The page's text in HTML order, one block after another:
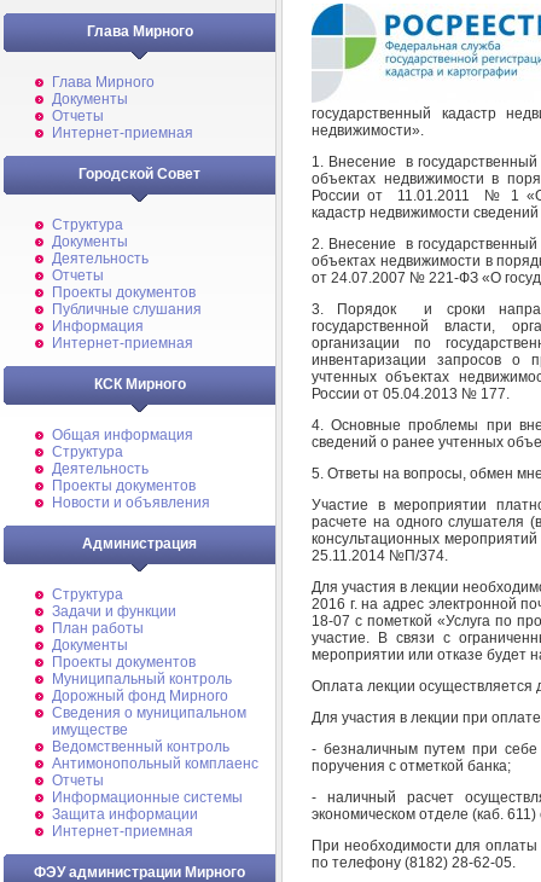
Глава Мирного
Глава Мирного
Документы
Отчеты
Интернет-приемная
Городской Совет
Структура
Документы
Деятельность
Отчеты
Проекты документов
Публичные слушания
Информация
Интернет-приемная
КСК Мирного
Общая информация
Структура
Деятельность
Проекты документов
Новости и объявления
Администрация
Структура
Задачи и функции
План работы
Документы
Проекты документов
Муниципальный контроль
Дорожный фонд Мирного
Cведения о муниципальном
имуществе
Ведомственный контроль
Антимонопольный комплаенс
Отчеты
Информационные системы
Защита информации
Интернет-приемная
ФЭУ администрации Мирного
государственный кадастр
недвижимости».
1. Внесение в
объектах недвижимости в
России от 11.01.2011 № 1 «О
кадастр недвижимости
2. Внесение в
объектах недвижимости в
от 24.07.2007 № 221-ФЗ «О
3. Порядок и сроки
государственной власти,
организации по
инвентаризации запросов о
учтенных объектах
России от 05.04.2013 № 177.
4. Основные проблемы при
сведений о ранее учтенных
5. Ответы на вопросы, обмен
Участие в мероприятии
расчете на одного слушателя
консультационных
25.11.2014 №П/374.
Для участия в лекции
2016 г. на адрес электронной
18-07 с пометкой «Услуга по
участие. В связи с
мероприятии или отказе будет
Оплата лекции
Для участия в лекции при
- безналичным путем при себе
поручения с отметкой банка;
- наличный расчет
экономическом отделе (каб.
При необходимости для оплаты
по телефону (8182) 28-62-05.